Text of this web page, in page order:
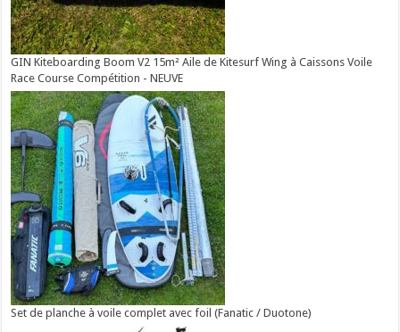
GIN Kiteboarding Boom V2 15m² Aile de Kitesurf Wing à Caissons Voile
Race Course Compétition - NEUVE
Set de planche à voile complet avec foil (Fanatic / Duotone)